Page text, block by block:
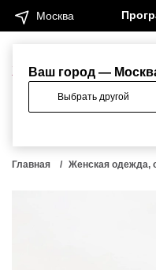
Ваш город —
Выбрать другой
Москва
Женщинам
Главная Женская одежда,